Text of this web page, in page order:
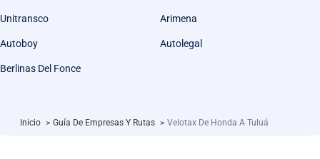
Unitransco Arimena
Autoboy Autolegal
Berlinas Del Fonce
Inicio > Guía De Empresas Y Rutas > Velotax De Honda A Tuluá